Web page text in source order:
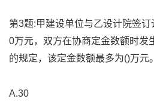
第3题:甲建设单位与乙设计院签
0万元，双方在协商定金数额时发
的规定，该定金数额最多为()万元。
A.30